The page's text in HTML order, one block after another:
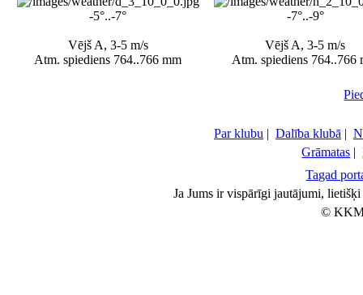
-5°..-7°
Vējš A, 3-5 m/s
Atm. spiediens 764..766 mm
-7°..-9°
Vējš A, 3-5 m/s
Atm. spiediens 764..766
Par klubu | Dalība klubā |
Grāmatas |
Tagad
Ja Jums ir vispārīgi jautājumi,
©